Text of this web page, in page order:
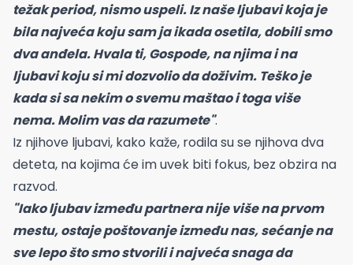
težak period, nismo uspeli. Iz naše ljubavi koja je
bila najveća koju sam ja ikada osetila, dobili smo
dva anđela. Hvala ti, Gospode, na njima i na
ljubavi koju si mi dozvolio da doživim. Teško je
kada si sa nekim o svemu maštao i toga više
nema. Molim vas da razumete".
Iz njihove ljubavi, kako kaže, rodila su se njihova dva
deteta, na kojima će im uvek biti fokus, bez obzira na
razvod.
"Iako ljubav između partnera nije više na prvom
mestu, ostaje poštovanje između nas, sećanje na
sve lepo što smo stvorili i najveća snaga da